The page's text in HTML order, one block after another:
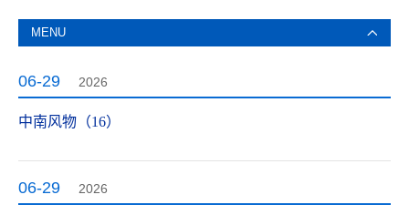
MENU
06-29 2026
中南风物（16）
06-29 2026